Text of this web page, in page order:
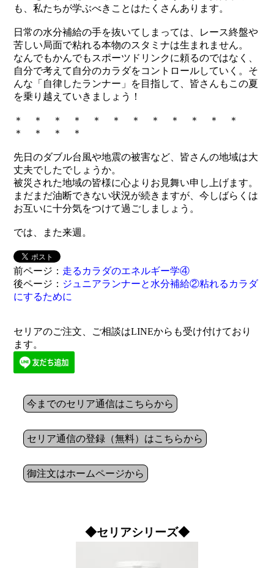
も、私たちが学ぶべきことはたくさんあります。
日常の水分補給の手を抜いてしまっては、レース終盤や
苦しい局面で粘れる本物のスタミナは生まれません。
なんでもかんでもスポーツドリンクに頼るのではなく、
自分で考えて自分のカラダをコントロールしていく。そ
んな「自律したランナー」を目指して、皆さんもこの夏
を乗り越えていきましょう！
＊ ＊ ＊ ＊ ＊ ＊ ＊ ＊ ＊ ＊ ＊ ＊
＊ ＊ ＊ ＊
先日のダブル台風や地震の被害など、皆さんの地域は大
丈夫でしたでしょうか。
被災された地域の皆様に心よりお見舞い申し上げます。
まだまだ油断できない状況が続きますが、今しばらくは
お互いに十分気をつけて過ごしましょう。
では、また来週。
前ページ： 走るカラダのエネルギー学④
後ページ： ジュニアランナーと水分補給②粘れるカラダ
にするために
セリアのご注文、ご相談はLINEからも受け付けており
ます。
今までのセリア通信はこちらから
セリア通信の登録（無料）はこちらから
御注文はホームページから
◆セリアシリーズ◆